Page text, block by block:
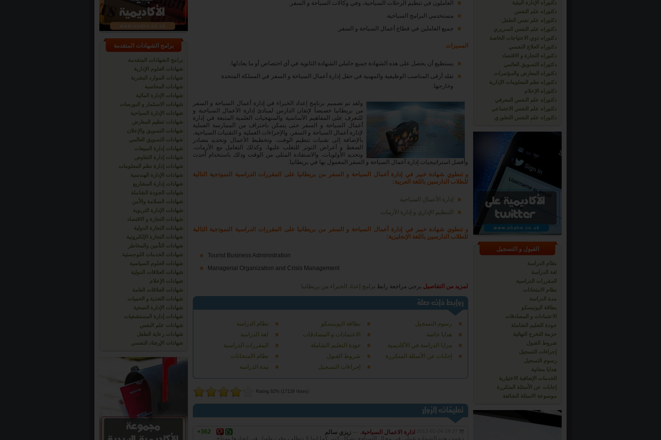
برامج الشهادات المتقدمة
برامج الشهادات المتقدمة
شهادات العلوم الإدارية
شهادات الموارد البشرية
شهادات المحاسبة
شهادات الإدارة المالية
شهادات الاستثمار و البورصات
شهادات الإدارة السياحية
شهادات تنظيم المعارض
شهادات التسويق والإعلان
شهادات التسويق العالمي
شهادات إدارة المبيعات
شهادات إدارة التفاوض
شهادات إدارة نظم المعلومات
شهادات الإدارة الهندسية
شهادات إدارة المشاريع
شهادات الجودة الشاملة
شهادات السلامة والأمن
شهادات الإدارة التربوية
شهادات التجارة و الاقتصاد
شهادات التجارة الدولية
شهادات التجارة الإلكترونية
شهادات التأمين والمخاطر
شهادات الخدمات اللوجستية
شهادات العلوم السياسية
شهادات العلاقات الدولية
شهادات الإعلام
شهادات العلاقات العامة
شهادات التغذية و الحميات
شهادات الإدارة الصحية
شهادات إدارة المستشفيات
شهادات علم النفس
شهادات رعاية الطفل
شهادات الإرشاد النفسي
العاملون في تنظيم الرحلات السياحية، وفي وكالات السياحة و السفر.
مستخدمي البرامج السياحية.
جميع العاملين في قطاع أعمال السياحة و السفر.
المميزات
يستطيع أن يحصل على هذه الشهادة جميع حاملي الشهادة الثانوية في أي اختصاص أو ما يعادلها.
تقلد أرقى المناصب الوظيفية والمهنية في حقل إدارة أعمال السياحة و السفر في المملكة المتحدة
وخارجها.
ولقد تم تصميم برنامج إعداد الخبراء في إدارة أعمال السياحة و السفر
من بريطانيا خصيصاً لإتقان الدارس لمبادئ إدارة الأعمال السياحية و
للتعرف على المفاهيم الأساسية والمنهجيات العلمية المتبعة في إدارة
أعمال السياحة و السفر حتى يتمكن باحتراف من الممارسة العملية
لإدارة أعمال السياحة و السفر، والإجراءات العملية و التقنيات السياحية،
بالإضافة إلى تقنيات تنظيم الوقت، وتخطيط الأعمال وتحديد مصادر
الضغط و أعراض التوتر للتغلب عليها، وكذلك التعامل مع الأزمات،
وتحديد الأولويات، والاستفادة المثلى من الوقت وذلك باستخدام أحدث
وأفضل استراتيجيات إدارة أعمال السياحة و السفر المعمول بها في بريطانيا.
و تنطوي شهادة خبير في إدارة أعمال السياحة و السفر من بريطانيا على المقررات الدراسية النموذجية التالية
للطلاب الدارسين باللغة العربية:
إدارة الأعمال السياحية
التنظيم الإداري و إدارة الأزمات
و تنطوي شهادة خبير في إدارة أعمال السياحة و السفر من بريطانيا على المقررات الدراسية النموذجية التالية
للطلاب الدارسين باللغة الإنجليزية:
Tourist Business Administration
Managerial Organization and Crisis Management
لمزيد من التفاصيل يرجى مراجعة رابط برامج إعداد الخبراء من بريطانيا
رسوم التسجيل
هدايا خاصة
مزايا الدراسة في الأكاديمية
إجابات عن الأسئلة المتكررة
بطاقة اليونيسكو
الاعتمادات و المصادقات
جودة التعليم الشاملة
شروط القبول
إجراءات التسجيل
نظام الدراسة
لغة الدراسة
المقررات الدراسية
نظام الامتحانات
مدة الدراسة
Rating 82% (17129 Votes)
+362 ادارة الاعمال السياحية. زيزي سالم
دعمت هذه الشهادة عملي في مجال السياحة بشكل كبير كما انها لا تتطلب وقت طويل في انجازها ومتاح
دكتوراه الإدارة البيئية
دكتوراه علم النفس
دكتوراه علم نفس الطفل
دكتوراه علم النفس السريري
دكتوراه ذوي الاحتياجات الخاصة
دكتوراه العلاج النفسي
دكتوراه التجارة و الاقتصاد
دكتوراه التسويق العالمي
دكتوراه المعارض والمؤتمرات
دكتوراه نظم المعلومات الإدارية
دكتوراه الإعلام
دكتوراه علم النفس المعرفي
دكتوراه علم النفس الاجتماعي
دكتوراه علم النفس التطوري
القبول و التسجيل
نظام الدراسة
لغة الدراسة
المقررات الدراسية
نظام الامتحانات
مدة الدراسة
بطاقة اليونيسكو
الاعتمادات و المصادقات
جودة التعليم الشاملة
حزمة التخرج النهائية
شروط القبول
إجراءات التسجيل
رسوم التسجيل
هدايا مجانية
الخدمات الإضافية الاختيارية
إجابات عن الأسئلة المتكررة
موسوعة الاسئلة الشائعة